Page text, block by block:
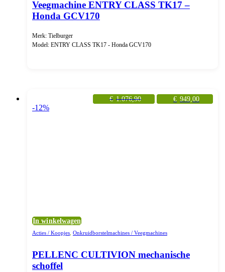
Veegmachine ENTRY CLASS TK17 –
Honda GCV170
Merk: Tielburger
Model: ENTRY CLASS TK17 - Honda GCV170
€ 1.076,90 € 949,00
-12%
In winkelwagen
Acties / Koopjes Onkruidborstelmachines / Veegmachines
PELLENC CULTIVION mechanische
schoffel